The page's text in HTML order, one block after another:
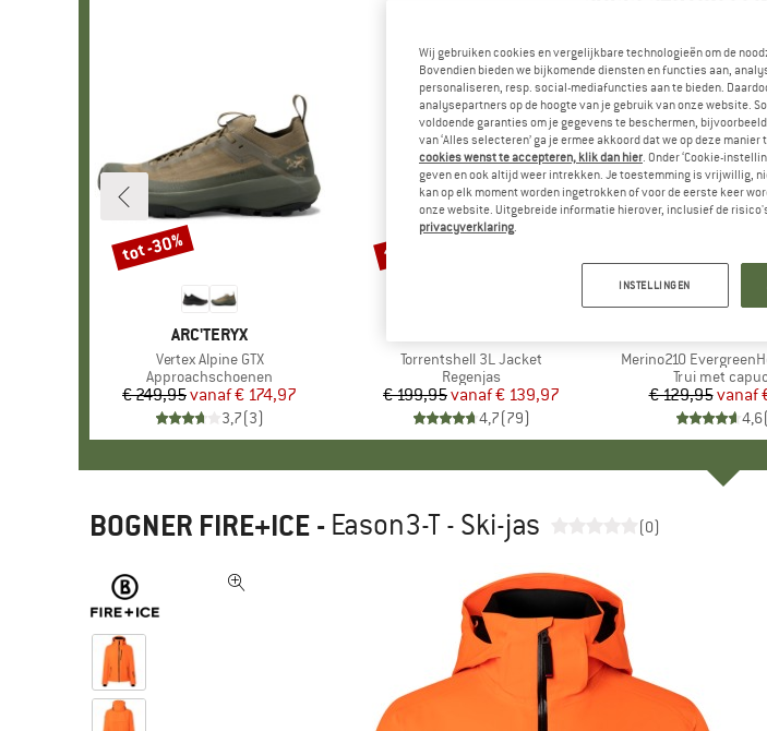
MERK
ARC'TERYX
Artikel
Vertex Alpine GTX
Productgroep
Approachschoenen
Prijs
€ 249,95 Verlaagde prijs
vanaf€ 174,97
3,7(3)
Korting
tot -30%
Artikel
Torrentshell 3L Jacket
Productgroep
Regenjas
Prijs
€ 199,95 Verlaagde prijs
vanaf€ 139,97
4,7(79)
Korting
tot -30%
Artikel
Merino210
Productgroep
Trui met
Prijs
€ 129,95vanaf
4,6(
BOGNER FIRE+ICE - Eason3-T - Ski-jas (0)
Wij gebruiken cookies en vergelijkbare technologieën om de
Bovendien bieden we bijkomende diensten en functies aan,
personaliseren, resp. social-mediafuncties aan te bieden.
analysepartners op de hoogte van je gebruik van onze website.
voldoende garanties om je gegevens te beschermen,
van ‘Alles selecteren’ ga je ermee akkoord dat we op deze manier
cookies wenst te accepteren, klik dan hier. Onder ‘Cookie-
geven en ook altijd weer intrekken. Je toestemming is vrijwillig,
kan op elk moment worden ingetrokken of voor de eerste keer
onze website. Uitgebreide informatie hierover, inclusief de
privacyverklaring.
INSTELLINGEN